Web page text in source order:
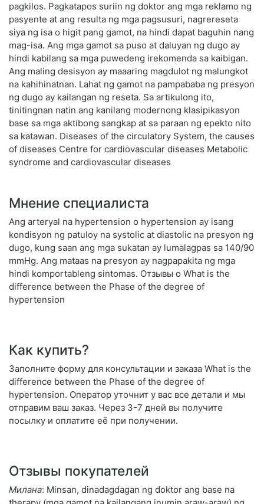
pagkilos. Pagkatapos suriin ng doktor ang mga reklamo ng
pasyente at ang resulta ng mga pagsusuri, nagrereseta
siya ng isa o higit pang gamot, na hindi dapat baguhin nang
mag-isa. Ang mga gamot sa puso at daluyan ng dugo ay
hindi kabilang sa mga puwedeng irekomenda sa kaibigan.
Ang maling desisyon ay maaaring magdulot ng malungkot
na kahihinatnan. Lahat ng gamot na pampababa ng presyon
ng dugo ay kailangan ng reseta. Sa artikulong ito,
tinitingnan natin ang kanilang modernong klasipikasyon
base sa mga aktibong sangkap at sa paraan ng epekto nito
sa katawan. Diseases of the circulatory System, the causes
of diseases Centre for cardiovascular diseases Metabolic
syndrome and cardiovascular diseases
Мнение специалиста
Ang arteryal na hypertension o hypertension ay isang
kondisyon ng patuloy na systolic at diastolic na presyon ng
dugo, kung saan ang mga sukatan ay lumalagpas sa 140/90
mmHg. Ang mataas na presyon ay nagpapakita ng mga
hindi komportableng sintomas. Отзывы о What is the
difference between the Phase of the degree of
hypertension
Как купить?
Заполните форму для консультации и заказа What is the
difference between the Phase of the degree of
hypertension. Оператор уточнит у вас все детали и мы
отправим ваш заказ. Через 3-7 дней вы получите
посылку и оплатите её при получении.
Отзывы покупателей
Милана: Minsan, dinadagdagan ng doktor ang base na